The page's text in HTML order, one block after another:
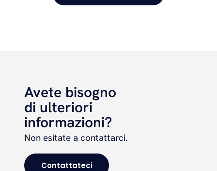
Avete bisogno
di ulteriori
informazioni?
Non esitate a contattarci.
Contattateci